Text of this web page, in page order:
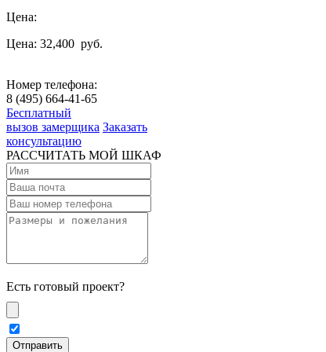
Цена:
Цена: 32,400 руб.
Номер телефона:
8 (495) 664-41-65
Бесплатный
вызов замерщика Заказать
консультацию
РАССЧИТАТЬ МОЙ ШКАФ
Есть готовый проект?